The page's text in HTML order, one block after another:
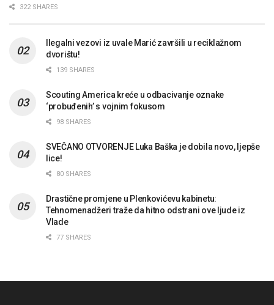
322 SHARES
Ilegalni vezovi iz uvale Marić završili u reciklažnom
dvorištu!
139 SHARES
Scouting America kreće u odbacivanje oznake
‘probuđenih’ s vojnim fokusom
98 SHARES
SVEČANO OTVORENJE Luka Baška je dobila novo, ljepše
lice!
80 SHARES
Drastične promjene u Plenkovićevu kabinetu:
Tehnomenadžeri traže da hitno odstrani ove ljude iz
Vlade
77 SHARES